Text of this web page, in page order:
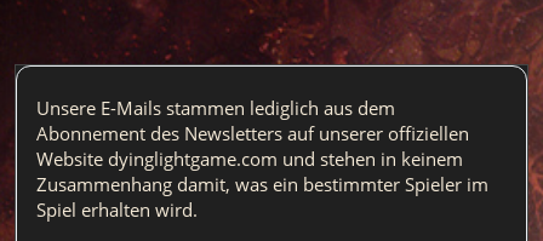
Unsere E-Mails stammen lediglich aus dem
Abonnement des Newsletters auf unserer offiziellen
Website dyinglightgame.com und stehen in keinem
Zusammenhang damit, was ein bestimmter Spieler im
Spiel erhalten wird.